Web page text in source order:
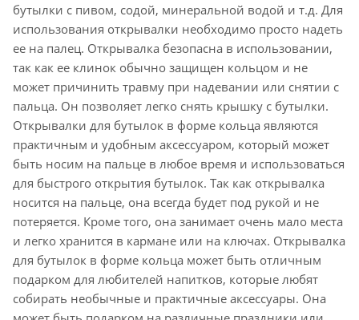
бутылки с пивом, содой, минеральной водой и т.д. Для
использования открывалки необходимо просто надеть
ее на палец. Открывалка безопасна в использовании,
так как ее клинок обычно защищен кольцом и не
может причинить травму при надевании или снятии с
пальца. Он позволяет легко снять крышку с бутылки.
Открывалки для бутылок в форме кольца являются
практичным и удобным аксессуаром, который может
быть носим на пальце в любое время и использоваться
для быстрого открытия бутылок. Так как открывалка
носится на пальце, она всегда будет под рукой и не
потеряется. Кроме того, она занимает очень мало места
и легко хранится в кармане или на ключах. Открывалка
для бутылок в форме кольца может быть отличным
подарком для любителей напитков, которые любят
собирать необычные и практичные аксессуары. Она